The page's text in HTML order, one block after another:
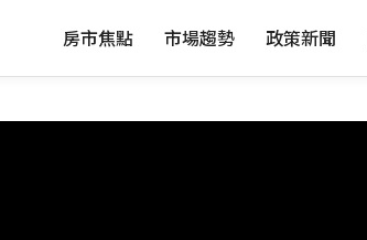
房市焦點 市場趨勢 政策新聞